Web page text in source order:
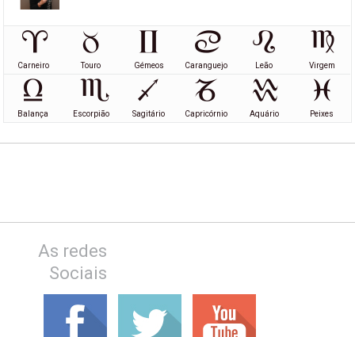
Carneiro Touro Gémeos Caranguejo Leão Virgem
Balança Escorpião Sagitário Capricórnio Aquário Peixes
As redes
Sociais